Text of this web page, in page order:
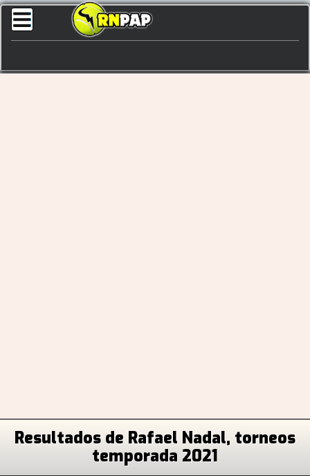
Resultados de Rafael Nadal, torneos
temporada 2021